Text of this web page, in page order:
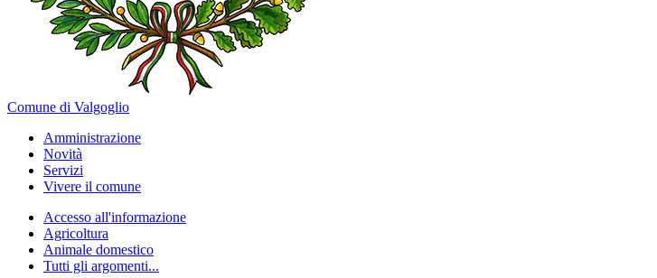
Comune di Valgoglio
Amministrazione
Novità
Servizi
Vivere il comune
Accesso all'informazione
Agricoltura
Animale domestico
Tutti gli argomenti...